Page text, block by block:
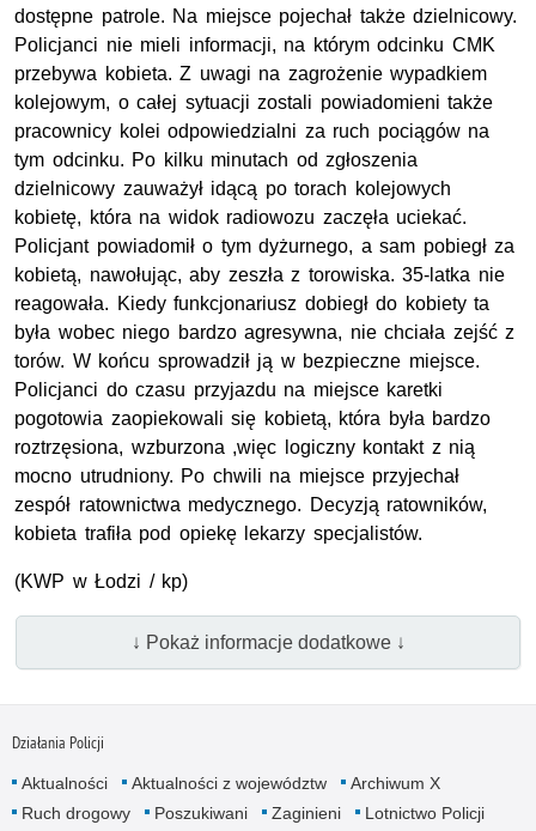
dostępne patrole. Na miejsce pojechał także dzielnicowy.
Policjanci nie mieli informacji, na którym odcinku CMK
przebywa kobieta. Z uwagi na zagrożenie wypadkiem
kolejowym, o całej sytuacji zostali powiadomieni także
pracownicy kolei odpowiedzialni za ruch pociągów na
tym odcinku. Po kilku minutach od zgłoszenia
dzielnicowy zauważył idącą po torach kolejowych
kobietę, która na widok radiowozu zaczęła uciekać.
Policjant powiadomił o tym dyżurnego, a sam pobiegł za
kobietą, nawołując, aby zeszła z torowiska. 35-latka nie
reagowała. Kiedy funkcjonariusz dobiegł do kobiety ta
była wobec niego bardzo agresywna, nie chciała zejść z
torów. W końcu sprowadził ją w bezpieczne miejsce.
Policjanci do czasu przyjazdu na miejsce karetki
pogotowia zaopiekowali się kobietą, która była bardzo
roztrzęsiona, wzburzona ,więc logiczny kontakt z nią
mocno utrudniony. Po chwili na miejsce przyjechał
zespół ratownictwa medycznego. Decyzją ratowników,
kobieta trafiła pod opiekę lekarzy specjalistów.
(KWP w Łodzi / kp)
↓ Pokaż informacje dodatkowe ↓
Działania Policji
Aktualności Aktualności z województw
Archiwum X
Ruch drogowy
Poszukiwani Zaginieni
Lotnictwo Policji